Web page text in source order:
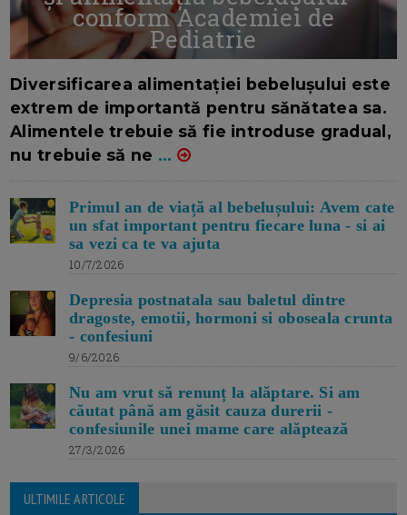
conform Academiei de
Pediatrie
Diversificarea alimentației bebelușului este
extrem de importantă pentru sănătatea sa.
Alimentele trebuie să fie introduse gradual,
nu trebuie să ne ...
Primul an de viață al bebelușului: Avem cate
un sfat important pentru fiecare luna - si ai
sa vezi ca te va ajuta
10/7/2026
Depresia postnatala sau baletul dintre
dragoste, emotii, hormoni si oboseala crunta
- confesiuni
9/6/2026
Nu am vrut să renunț la alăptare. Si am
căutat până am găsit cauza durerii -
confesiunile unei mame care alăptează
27/3/2026
ULTIMILE ARTICOLE